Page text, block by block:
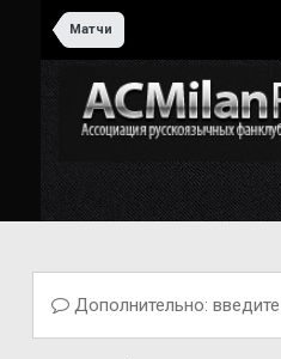
Матчи
Дополнительно: